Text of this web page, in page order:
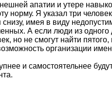
апатии и утере
норму. Я указал три
имея в виду
А если люди из
но не смогут найти
организации
и самостоятельнее